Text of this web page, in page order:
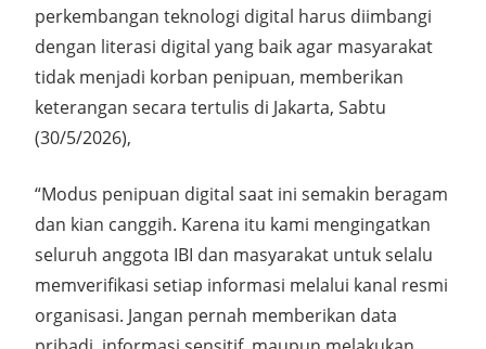
perkembangan teknologi digital harus diimbangi
dengan literasi digital yang baik agar masyarakat
tidak menjadi korban penipuan, memberikan
keterangan secara tertulis di Jakarta, Sabtu
(30/5/2026),
“Modus penipuan digital saat ini semakin beragam
dan kian canggih. Karena itu kami mengingatkan
seluruh anggota IBI dan masyarakat untuk selalu
memverifikasi setiap informasi melalui kanal resmi
organisasi. Jangan pernah memberikan data